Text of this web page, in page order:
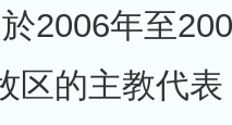
2006年至
区的主教代